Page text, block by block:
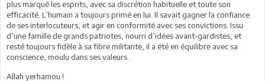
plus marqué les esprits, avec sa discrétion habituelle et toute son
efficacité. L’humain a toujours primé en lui. Il savait gagner la confiance
de ses interlocuteurs, et agir en conformité avec ses convictions. Issu
d’une famille de grands patriotes, nourri d’idées avant-gardistes, et
resté toujours fidèle à sa fibre militante, il a été en équilibre avec sa
conscience, moulu dans ses valeurs.
Allah yerhamou !